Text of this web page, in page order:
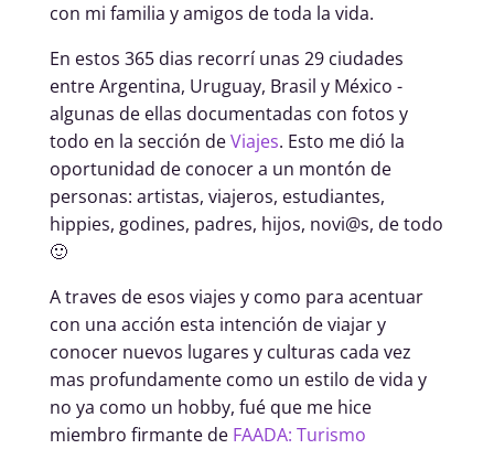
con mi familia y amigos de toda la vida.
En estos 365 dias recorrí unas 29 ciudades
entre Argentina, Uruguay, Brasil y México -
algunas de ellas documentadas con fotos y
todo en la sección deViajes. Esto me dió la
oportunidad de conocer a un montón de
personas: artistas, viajeros, estudiantes,
hippies, godines, padres, hijos, novi@s, de todo
🙂
A traves de esos viajes y como para acentuar
con una acción esta intención de viajar y
conocer nuevos lugares y culturas cada vez
mas profundamente como un estilo de vida y
no ya como un hobby, fué que me hice
miembro firmante de FAADA: Turismo